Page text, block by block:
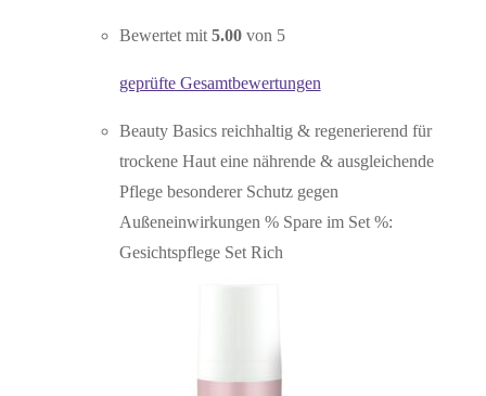
Bewertet mit 5.00von 5
geprüfte Gesamtbewertungen
Beauty Basics reichhaltig & regenerierend für
trockene Haut eine nährende & ausgleichende
Pflege besonderer Schutz gegen
Außeneinwirkungen % Spare im Set %:
Gesichtspflege Set Rich